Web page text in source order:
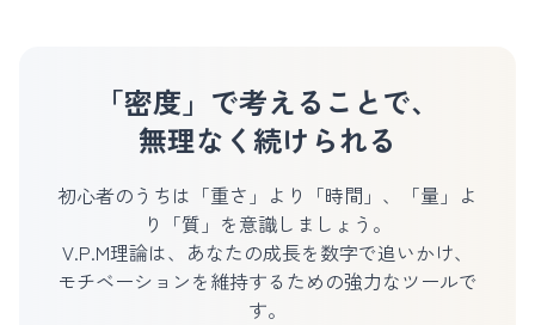
「密度」で考えることで、
無理なく続けられる
初心者のうちは「重さ」より「時間」、「量」よ
り「質」を意識しましょう。
V.P.M理論は、あなたの成長を数字で追いかけ、
モチベーションを維持するための強力なツールで
す。